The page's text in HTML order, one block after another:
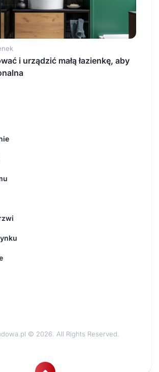
i urządzić małą łazienkę, aby
© 2026. All Rights Reserved.